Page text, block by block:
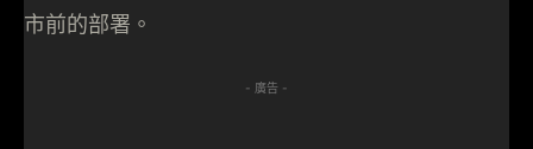
市前的部署。
- 廣告 -